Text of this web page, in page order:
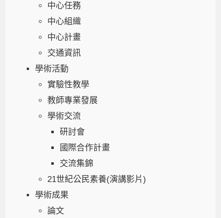
中心任務
中心組織
中心計畫
交通資訊
學術活動
實驗性教學
教師專業發展
學術交流
研討會
國際合作計畫
交流集錦
21世紀公民素養(演講影片)
學術成果
論文